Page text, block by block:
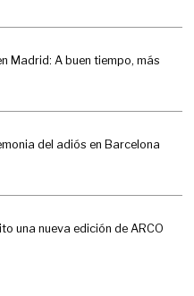
Madrid: A buen tiempo, más
del adiós en Barcelona
una nueva edición de ARCO